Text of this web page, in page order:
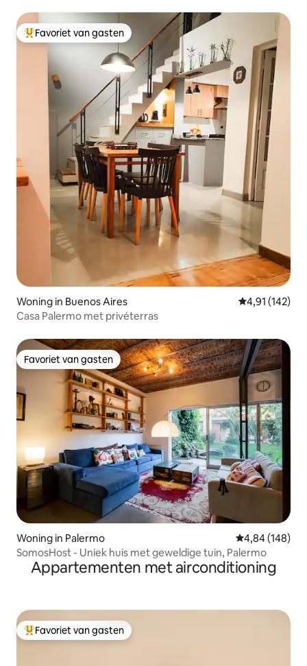
Topfavoriet van gasten
Favoriet van gasten
Woning in Buenos Aires Gemiddelde
4,91 (142)
Casa Palermo met privéterras
Favoriet van gasten
Favoriet van gasten
Woning in Palermo Gemiddelde
4,84 (148)
SomosHost - Uniek huis met geweldige tuin, Palermo
Appartementen met airconditioning
Topfavoriet van gasten
Favoriet van gasten